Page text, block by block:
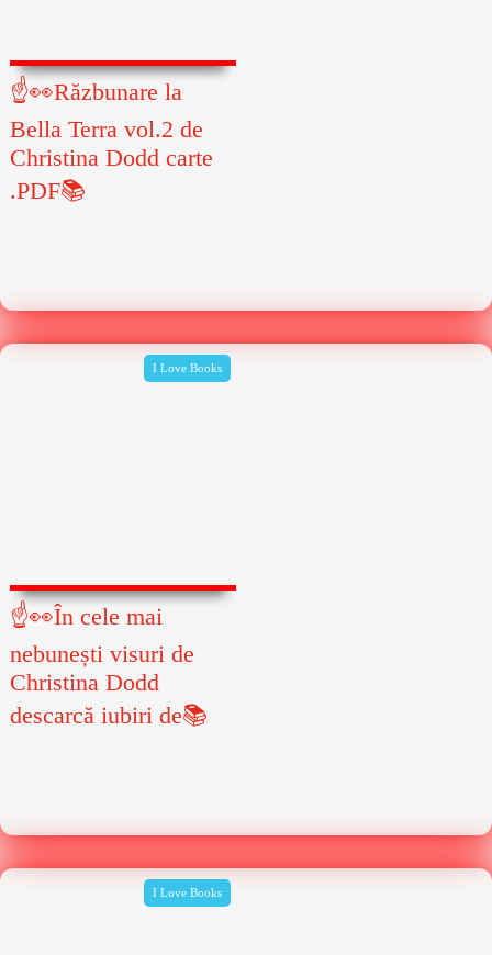
☝👀Răzbunare la
Bella Terra vol.2 de
Christina Dodd carte
.PDF📚
I Love Books
☝👀În cele mai
nebunești visuri de
Christina Dodd
descarcă iubiri de📚
I Love Books